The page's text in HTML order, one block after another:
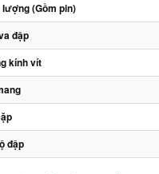
lượng (Gồm pin)
đập
kính vít
đập